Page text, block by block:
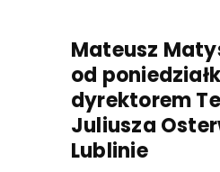
Mateusz
od
dyrektorem
Juliusza
Lublinie